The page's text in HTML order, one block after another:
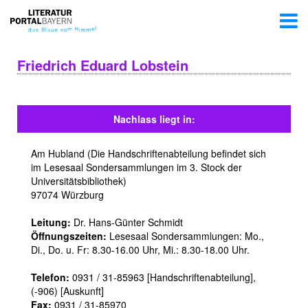
Friedrich Eduard Lobstein
Nachlass liegt in:
Am Hubland (Die Handschriftenabteilung befindet sich
im Lesesaal Sondersammlungen im 3. Stock der
Universitätsbibliothek)
97074 Würzburg
Leitung: Dr. Hans-Günter Schmidt
Öffnungszeiten: Lesesaal Sondersammlungen: Mo.,
Di., Do. u. Fr: 8.30-16.00 Uhr, Mi.: 8.30-18.00 Uhr.
Telefon: 0931 / 31-85963 [Handschriftenabteilung],
(-906) [Auskunft]
Fax: 0931 / 31-85970